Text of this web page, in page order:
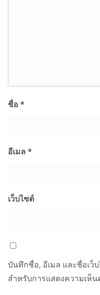
ชื่อ *
อีเมล *
เว็บไซต์
บันทึกชื่อ, อีเมล และชื่อเว็
สำหรับการแสดงความเห็น